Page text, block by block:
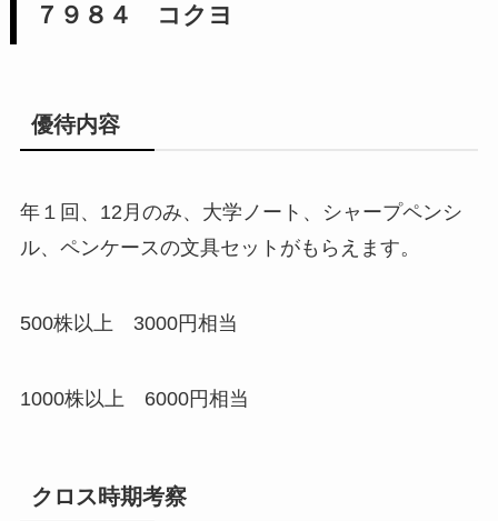
７９８４ コクヨ
優待内容
年１回、12月のみ、大学ノート、シャープペンシ
ル、ペンケースの文具セットがもらえます。
500株以上 3000円相当
1000株以上 6000円相当
クロス時期考察